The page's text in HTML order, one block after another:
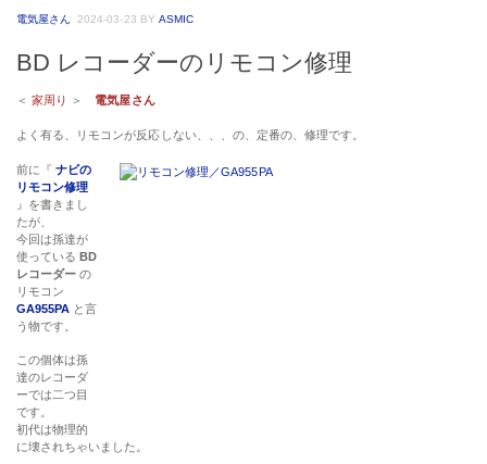
電気屋さん 2024-03-23 BY ASMIC
BD レコーダーのリモコン修理
＜家周り ＞ 電気屋さん
よく有る、リモコンが反応しない、、、の、定番の、修理です。
前に『ナビの
リモコン修理
』を書きまし
たが、
今回は孫達が
使っているBD
レコーダー の
リモコン
GA955PA と言
う物です。
この個体は孫
達のレコーダ
ーでは二つ目
です。
初代は物理的
に壊されちゃいました。